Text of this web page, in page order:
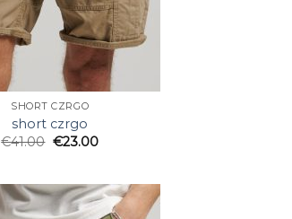
SHORT CZRGO
short czrgo
€41.00 €23.00